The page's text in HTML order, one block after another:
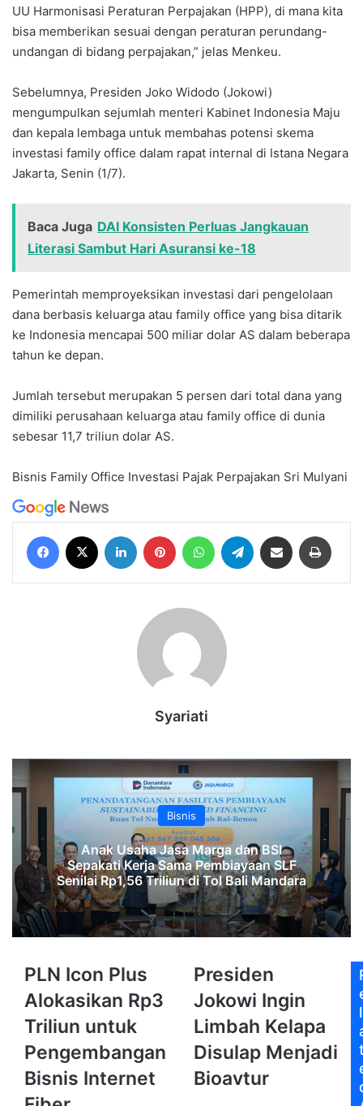
UU Harmonisasi Peraturan Perpajakan (HPP), di mana kita
bisa memberikan sesuai dengan peraturan perundang-
undangan di bidang perpajakan,” jelas Menkeu.
Sebelumnya, Presiden Joko Widodo (Jokowi)
mengumpulkan sejumlah menteri Kabinet Indonesia Maju
dan kepala lembaga untuk membahas potensi skema
investasi family office dalam rapat internal di Istana Negara
Jakarta, Senin (1/7).
Baca Juga DAI Konsisten Perluas Jangkauan
Literasi Sambut Hari Asuransi ke-18
Pemerintah memproyeksikan investasi dari pengelolaan
dana berbasis keluarga atau family office yang bisa ditarik
ke Indonesia mencapai 500 miliar dolar AS dalam beberapa
tahun ke depan.
Jumlah tersebut merupakan 5 persen dari total dana yang
dimiliki perusahaan keluarga atau family office di dunia
sebesar 11,7 triliun dolar AS.
Bisnis Family Office Investasi Pajak Perpajakan Sri Mulyani
Facebook LinkedIn Pinterest WhatsAppTelegram Share via Email
Syariati
Bisnis
Anak Usaha Jasa Marga dan BSI
Sepakati Kerja Sama Pembiayaan SLF
‎Senilai Rp1,56 Triliun di Tol Bali Mandara‎‎
PLN
Plus
Alokasikan
Rp3
Triliun
untuk
Pengembangan
PLN Icon Plus
Alokasikan Rp3
Triliun untuk
Pengembangan
Bisnis Internet
Presiden
Jokowi
Ingin
Limbah
Kelapa
Disulap
Menjadi
Bioavtur
Presiden
Jokowi Ingin
Limbah Kelapa
Disulap Menjadi
Bioavtur
l